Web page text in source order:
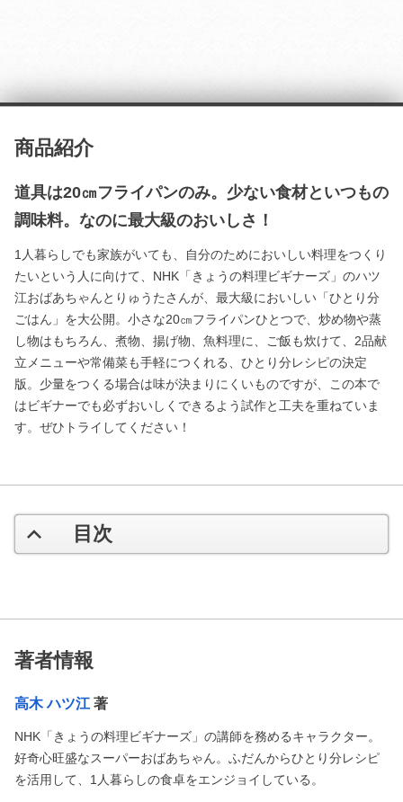
商品紹介
道具は20㎝フライパンのみ。少ない食材といつもの
調味料。なのに最大級のおいしさ！
1人暮らしでも家族がいても、自分のためにおいしい料理をつくり
たいという人に向けて、NHK「きょうの料理ビギナーズ」のハツ
江おばあちゃんとりゅうたさんが、最大級においしい「ひとり分
ごはん」を大公開。小さな20㎝フライパンひとつで、炒め物や蒸
し物はもちろん、煮物、揚げ物、魚料理に、ご飯も炊けて、2品献
立メニューや常備菜も手軽につくれる、ひとり分レシピの決定
版。少量をつくる場合は味が決まりにくいものですが、この本で
はビギナーでも必ずおいしくできるよう試作と工夫を重ねていま
す。ぜひトライしてください！
目次
著者情報
高木 ハツ江 著
NHK「きょうの料理ビギナーズ」の講師を務めるキャラクター。
好奇心旺盛なスーパーおばあちゃん。ふだんからひとり分レシピ
を活用して、1人暮らしの食卓をエンジョイしている。